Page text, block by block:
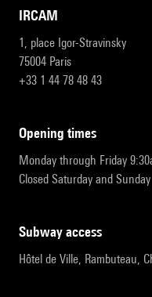
IRCAM
1, place Igor-Stravinsky
75004 Paris
+33 1 44 78 48 43
opening times
Monday through Friday
Closed Saturday and Sunday
subway access
Hôtel de Ville, Rambuteau,